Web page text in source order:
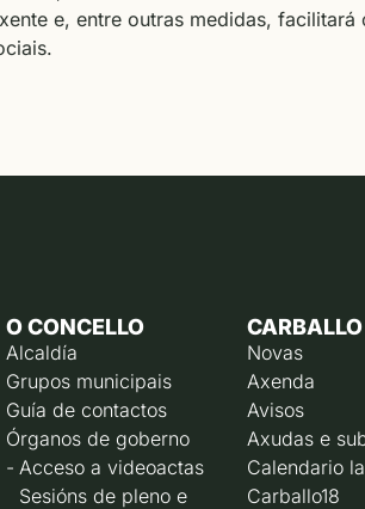
e, entre outras medidas,
O CONCELLO
Alcaldía
Grupos municipais
Guía de contactos
Órganos de goberno
Acceso a videoactas
Sesións de pleno e
Novas
Axenda
Avisos
Axudas e
Calendario
Carballo18